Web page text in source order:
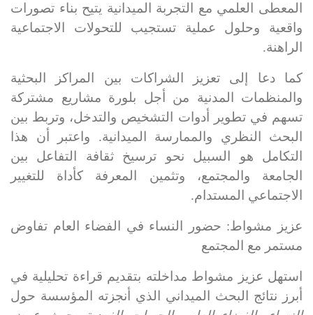
المعطى العلمي مع التجربة الميدانية يتيح بناء تصورات
واقعية وحلول عملية تستجيب للتحولات الاجتماعية
الراهنة.
كما دعا إلى تعزيز الشراكات بين المراكز البحثية
والمنظمات المدنية من أجل بلورة مشاريع مشتركة
تسهم في تطوير أدوات التشخيص والتدخل، وتربط بين
البحث النظري والممارسة الميدانية. واعتبر أن هذا
التكامل هو السبيل نحو ترسيخ ثقافة التفاعل بين
الجامعة والمجتمع، وتثمين المعرفة كأداة للتغيير
الاجتماعي المستدام.
عزيز مشواط: حضور النساء في الفضاء العام تفاوض
مستمر مع المجتمع
استهل عزيز مشواط مداخلته بتقديم قراءة تحليلية في
أبرز نتائج البحث الميداني الذي أنجزته المؤسسة حول